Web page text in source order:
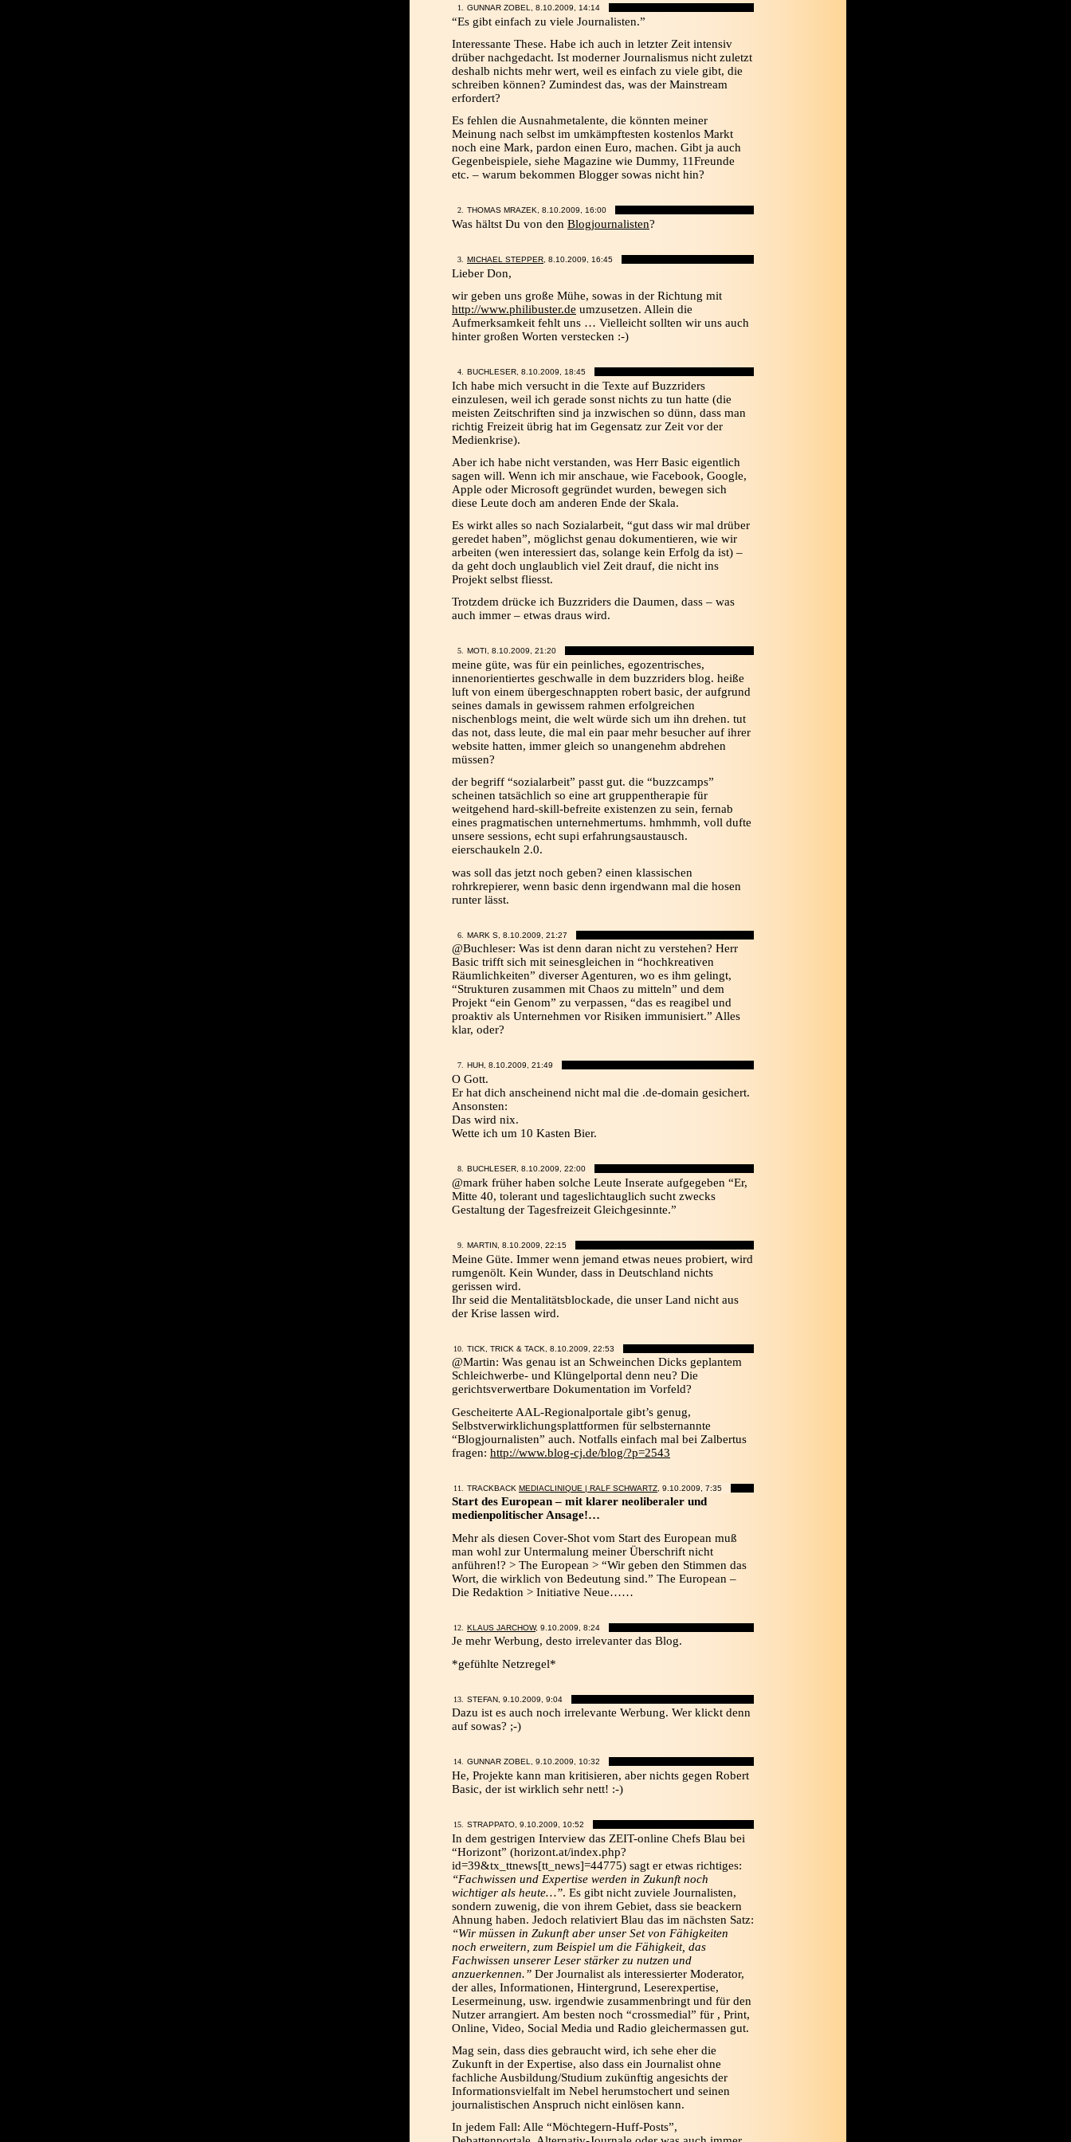
GUNNAR ZOBEL, 8.10.2009, 14:14
“Es gibt einfach zu viele Journalisten.”
Interessante These. Habe ich auch in letzter Zeit intensiv
drüber nachgedacht. Ist moderner Journalismus nicht zuletzt
deshalb nichts mehr wert, weil es einfach zu viele gibt, die
schreiben können? Zumindest das, was der Mainstream
erfordert?
Es fehlen die Ausnahmetalente, die könnten meiner
Meinung nach selbst im umkämpftesten kostenlos Markt
noch eine Mark, pardon einen Euro, machen. Gibt ja auch
Gegenbeispiele, siehe Magazine wie Dummy, 11Freunde
etc. – warum bekommen Blogger sowas nicht hin?
THOMAS MRAZEK, 8.10.2009, 16:00
Was hältst Du von den Blogjournalisten?
MICHAEL STEPPER , 8.10.2009, 16:45
Lieber Don,
wir geben uns große Mühe, sowas in der Richtung mit
http://www.philibuster.de umzusetzen. Allein die
Aufmerksamkeit fehlt uns … Vielleicht sollten wir uns auch
hinter großen Worten verstecken :-)
BUCHLESER, 8.10.2009, 18:45
Ich habe mich versucht in die Texte auf Buzzriders
einzulesen, weil ich gerade sonst nichts zu tun hatte (die
meisten Zeitschriften sind ja inzwischen so dünn, dass man
richtig Freizeit übrig hat im Gegensatz zur Zeit vor der
Medienkrise).
Aber ich habe nicht verstanden, was Herr Basic eigentlich
sagen will. Wenn ich mir anschaue, wie Facebook, Google,
Apple oder Microsoft gegründet wurden, bewegen sich
diese Leute doch am anderen Ende der Skala.
Es wirkt alles so nach Sozialarbeit, “gut dass wir mal drüber
geredet haben”, möglichst genau dokumentieren, wie wir
arbeiten (wen interessiert das, solange kein Erfolg da ist) –
da geht doch unglaublich viel Zeit drauf, die nicht ins
Projekt selbst fliesst.
Trotzdem drücke ich Buzzriders die Daumen, dass – was
auch immer – etwas draus wird.
MOTI, 8.10.2009, 21:20
meine güte, was für ein peinliches, egozentrisches,
innenorientiertes geschwalle in dem buzzriders blog. heiße
luft von einem übergeschnappten robert basic, der aufgrund
seines damals in gewissem rahmen erfolgreichen
nischenblogs meint, die welt würde sich um ihn drehen. tut
das not, dass leute, die mal ein paar mehr besucher auf ihrer
website hatten, immer gleich so unangenehm abdrehen
müssen?
der begriff “sozialarbeit” passt gut. die “buzzcamps”
scheinen tatsächlich so eine art gruppentherapie für
weitgehend hard-skill-befreite existenzen zu sein, fernab
eines pragmatischen unternehmertums. hmhmmh, voll dufte
unsere sessions, echt supi erfahrungsaustausch.
eierschaukeln 2.0.
was soll das jetzt noch geben? einen klassischen
rohrkrepierer, wenn basic denn irgendwann mal die hosen
runter lässt.
MARK S, 8.10.2009, 21:27
@Buchleser: Was ist denn daran nicht zu verstehen? Herr
Basic trifft sich mit seinesgleichen in “hochkreativen
Räumlichkeiten” diverser Agenturen, wo es ihm gelingt,
“Strukturen zusammen mit Chaos zu mitteln” und dem
Projekt “ein Genom” zu verpassen, “das es reagibel und
proaktiv als Unternehmen vor Risiken immunisiert.” Alles
klar, oder?
HUH, 8.10.2009, 21:49
O Gott.
Er hat dich anscheinend nicht mal die .de-domain gesichert.
Ansonsten:
Das wird nix.
Wette ich um 10 Kasten Bier.
BUCHLESER, 8.10.2009, 22:00
@mark früher haben solche Leute Inserate aufgegeben “Er,
Mitte 40, tolerant und tageslichtauglich sucht zwecks
Gestaltung der Tagesfreizeit Gleichgesinnte.”
MARTIN, 8.10.2009, 22:15
Meine Güte. Immer wenn jemand etwas neues probiert, wird
rumgenölt. Kein Wunder, dass in Deutschland nichts
gerissen wird.
Ihr seid die Mentalitätsblockade, die unser Land nicht aus
der Krise lassen wird.
TICK, TRICK & TACK, 8.10.2009, 22:53
@Martin: Was genau ist an Schweinchen Dicks geplantem
Schleichwerbe- und Klüngelportal denn neu? Die
gerichtsverwertbare Dokumentation im Vorfeld?
Gescheiterte AAL-Regionalportale gibt’s genug,
Selbstverwirklichungsplattformen für selbsternannte
“Blogjournalisten” auch. Notfalls einfach mal bei Zalbertus
fragen: http://www.blog-cj.de/blog/?p=2543
TRACKBACK MEDIACLINIQUE | RALF SCHWARTZ , 9.10.2009, 7:35
Start des European – mit klarer neoliberaler und
medienpolitischer Ansage!…
Mehr als diesen Cover-Shot vom Start des European muß
man wohl zur Untermalung meiner Überschrift nicht
anführen!? > The European > “Wir geben den Stimmen das
Wort, die wirklich von Bedeutung sind.” The European –
Die Redaktion > Initiative Neue……
KLAUS JARCHOW, 9.10.2009, 8:24
Je mehr Werbung, desto irrelevanter das Blog.
*gefühlte Netzregel*
STEFAN, 9.10.2009, 9:04
Dazu ist es auch noch irrelevante Werbung. Wer klickt denn
auf sowas? ;-)
GUNNAR ZOBEL, 9.10.2009, 10:32
He, Projekte kann man kritisieren, aber nichts gegen Robert
Basic, der ist wirklich sehr nett! :-)
STRAPPATO, 9.10.2009, 10:52
In dem gestrigen Interview das ZEIT-online Chefs Blau bei
“Horizont” (horizont.at/index.php?
id=39&tx_ttnews[tt_news]=44775) sagt er etwas richtiges:
“Fachwissen und Expertise werden in Zukunft noch
wichtiger als heute…”. Es gibt nicht zuviele Journalisten,
sondern zuwenig, die von ihrem Gebiet, dass sie beackern
Ahnung haben. Jedoch relativiert Blau das im nächsten Satz:
“Wir müssen in Zukunft aber unser Set von Fähigkeiten
noch erweitern, zum Beispiel um die Fähigkeit, das
Fachwissen unserer Leser stärker zu nutzen und
anzuerkennen.” Der Journalist als interessierter Moderator,
der alles, Informationen, Hintergrund, Leserexpertise,
Lesermeinung, usw. irgendwie zusammenbringt und für den
Nutzer arrangiert. Am besten noch “crossmedial” für , Print,
Online, Video, Social Media und Radio gleichermassen gut.
Mag sein, dass dies gebraucht wird, ich sehe eher die
Zukunft in der Expertise, also dass ein Journalist ohne
fachliche Ausbildung/Studium zukünftig angesichts der
Informationsvielfalt im Nebel herumstochert und seinen
journalistischen Anspruch nicht einlösen kann.
In jedem Fall: Alle “Möchtegern-Huff-Posts”,